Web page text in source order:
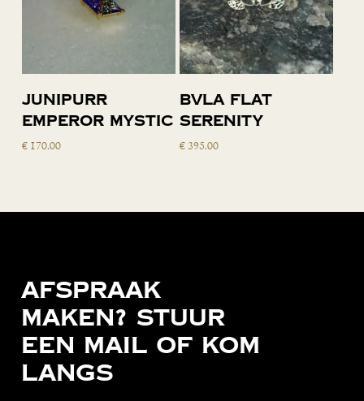
Toevoegen
aan
Junipurr
Emperor Mystic
€170,00
Toevoegen
aan
BVLA flat
serenity
€395,00
Afspraak
maken? Stuur
een mail of kom
langs